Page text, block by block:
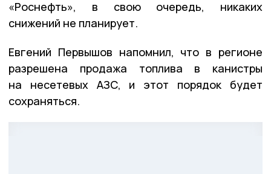
«Роснефть», в свою очередь, никаких
снижений не планирует.
Евгений Первышов напомнил, что в регионе
разрешена продажа топлива в канистры
на несетевых АЗС, и этот порядок будет
сохраняться.